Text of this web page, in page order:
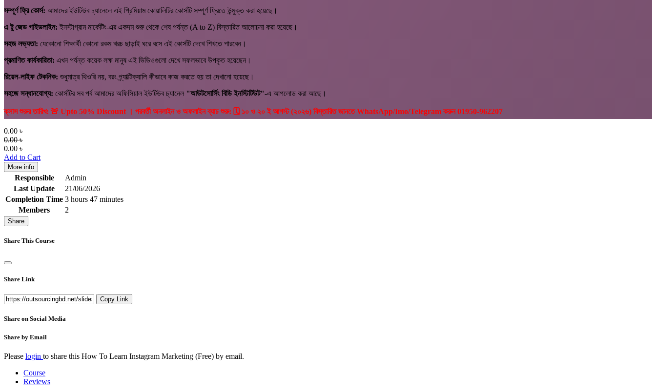
সম্পূর্ণ ফ্রি কোর্স: আমাদের ইউটিউব চ্যানেলে এই প্রিমিয়াম কোয়ালিটির কোর্সটি সম্পূর্ণ ফ্রিতে উন্মুক্ত করা হয়েছে।
এ টু জেড গাইডলাইন: ইনস্টাগ্রাম মার্কেটিং-এর একদম শুরু থেকে শেষ পর্যন্ত (A to Z) বিস্তারিত আলোচনা করা হয়েছে।
সহজ লভ্যতা: যেকোনো শিক্ষার্থী কোনো রকম খরচ ছাড়াই ঘরে বসে এই কোর্সটি দেখে শিখতে পারবেন।
প্রমাণিত কার্যকারিতা: এখন পর্যন্ত কয়েক লক্ষ মানুষ এই ভিডিওগুলো দেখে সফলভাবে উপকৃত হয়েছেন।
রিয়েল-লাইফ টেকনিক: শুধুমাত্র থিওরি নয়, বরং প্র্যাক্টিক্যালি কীভাবে কাজ করতে হয় তা দেখানো হয়েছে।
সহজে সন্ধানযোগ্য: কোর্সটির সব পর্ব আমাদের অফিসিয়াল ইউটিউব চ্যানেল "আউটসোর্সিং বিডি ইনস্টিটিউট"-এ আপলোড করা আছে।
ক্লাস শুরুর তারিখ: 🚨 Upto 50% Discount । পরবর্তী অনলাইন ও অফলাইন ব্যাচ শুরু: 🗓️ ১০ ও ২০ ই আগস্ট (২০২৬) বিস্তারিত জানতে WhatsApp/Imo/Telegram করুন 01950-962207
0.00 ৳
0.00৳
0.00 ৳
Add to Cart
More info
Responsible
Admin
Last Update
21/06/2026
Completion Time 3 hours 47 minutes
Members
2
Share
Share This Course
Share Link
Copy Link
Share on Social Media
Share by Email
Please login to share this How To Learn Instagram Marketing (Free) by email.
Course
Reviews